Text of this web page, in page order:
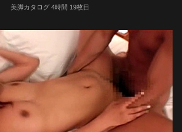
美脚カタログ 4時間 19枚目